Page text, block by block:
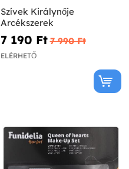
Szívek Királynője
Arcékszerek
7 190 Ft‎ 7 990 Ft‎
ELÉRHETŐ